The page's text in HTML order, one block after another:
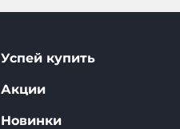
Успей купить
Акции
Новинки